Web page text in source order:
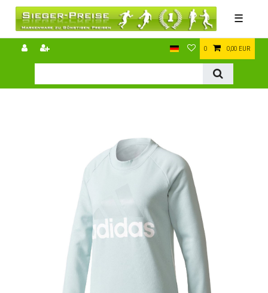
☰
0 0,00 EUR